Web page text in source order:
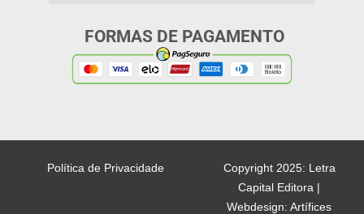
FORMAS DE PAGAMENTO
Copyright 2025: Letra
Capital Editora |
Webdesign: Artífices
Política de Privacidade